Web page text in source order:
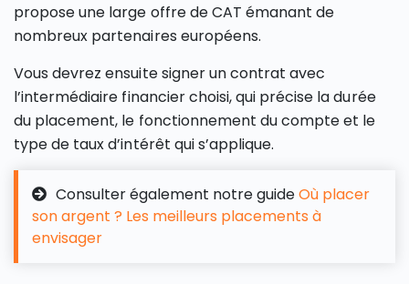
propose une large offre de CAT émanant de
nombreux partenaires européens.
Vous devrez ensuite signer un contrat avec
l’intermédiaire financier choisi, qui précise la durée
du placement, le fonctionnement du compte et le
type de taux d’intérêt qui s’applique.
Consulter également notre guideOù placer
son argent ? Les meilleurs placements à
envisager